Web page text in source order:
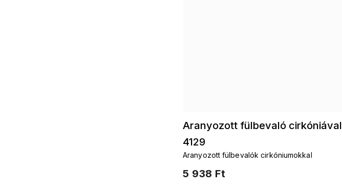
Aranyozott fülbevaló cirkóniával
4129
5 938 Ft
Aranyozott fülbevalók cirkóniumokkal